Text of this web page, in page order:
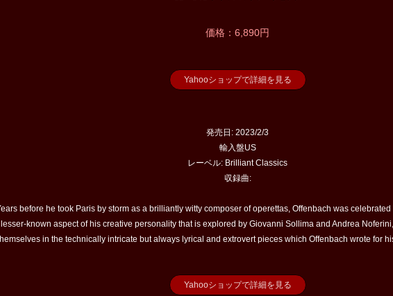
価格：6,890円
Yahooショップで詳細を見る
発売日: 2023/2/3
輸入盤US
レーベル: Brilliant Classics
収録曲:
before he took Paris by storm as a brilliantly witty composer of operettas, Offenbach was
lesser-known aspect of his creative personality that is explored by Giovanni Sollima and Andrea
in the technically intricate but always lyrical and extrovert pieces which Offenbach wrote for
Yahooショップで詳細を見る